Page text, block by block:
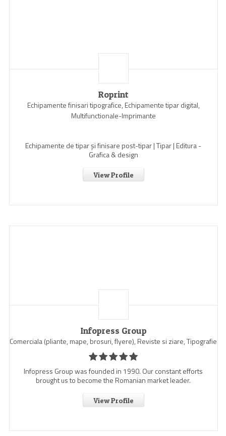
Roprint
Echipamente finisari tipografice, Echipamente tipar digital,
Multifunctionale-Imprimante
Echipamente de tipar și finisare post-tipar | Tipar | Editura -
Grafica & design
View Profile
Infopress Group
Comerciala (pliante, mape, brosuri, flyere), Reviste si ziare, Tipografie
Infopress Group was founded in 1990. Our constant efforts
brought us to become the Romanian market leader.
View Profile